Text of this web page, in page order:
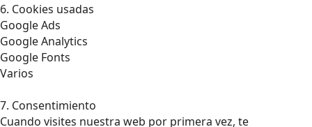
6. Cookies usadas
Google Ads
Google Analytics
Google Fonts
Varios
7. Consentimiento
Cuando visites nuestra web por primera vez, te